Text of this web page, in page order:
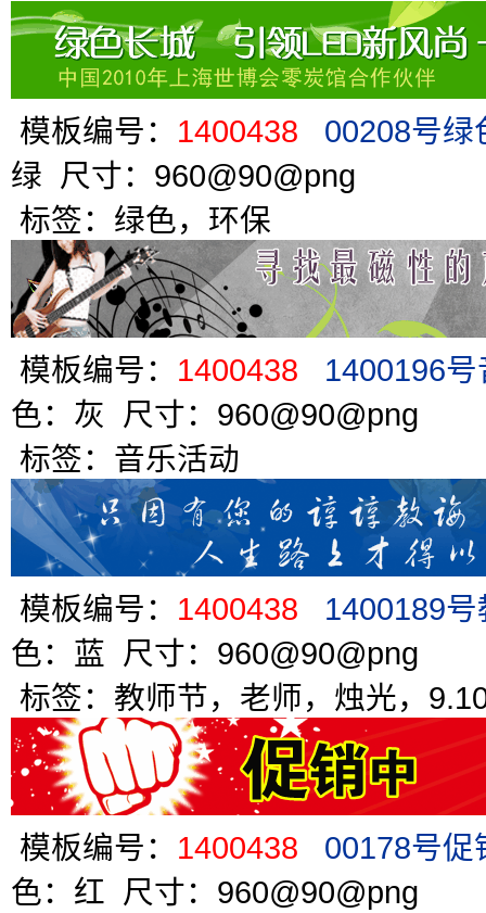
模板编号： 1400438
00208号绿
绿 尺寸：960@90@png
标签：绿色，环保
模板编号： 1400438
1400196
色：灰 尺寸：960@90@png
标签：音乐活动
模板编号： 1400438
1400189
色：蓝 尺寸：960@90@png
标签：教师节，老师，烛光，
模板编号： 1400438
00178号促
色：红 尺寸：960@90@png